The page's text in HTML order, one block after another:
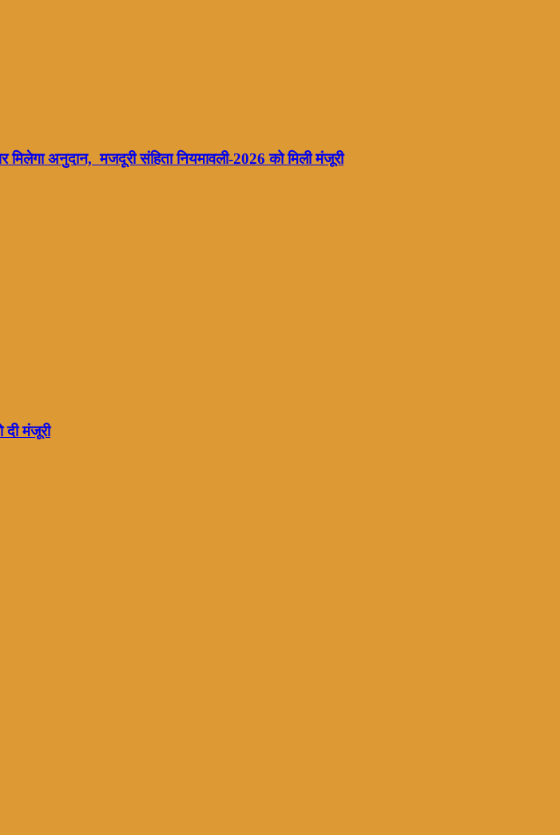
मिलेगा अनुदान, मजदूरी संहिता नियमावली-2026 को मिली मंजूरी
दी मंजूरी